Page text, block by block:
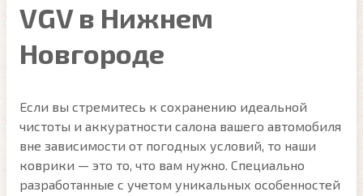
VGV в Нижнем
Новгороде
Если вы стремитесь к сохранению идеальной
чистоты и аккуратности салона вашего автомобиля
вне зависимости от погодных условий, то наши
коврики — это то, что вам нужно. Специально
разработанные с учетом уникальных особенностей